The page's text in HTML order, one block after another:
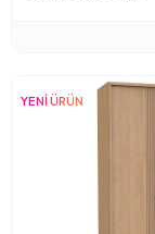
YENİ ÜRÜN